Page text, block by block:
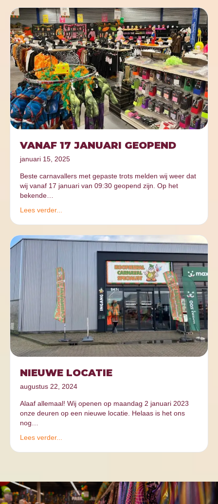
VANAF 17 JANUARI GEOPEND
januari 15, 2025
Beste carnavallers met gepaste trots melden wij weer dat
wij vanaf 17 januari van 09:30 geopend zijn. Op het
bekende…
Lees verder...
NIEUWE LOCATIE
augustus 22, 2024
Alaaf allemaal! Wij openen op maandag 2 januari 2023
onze deuren op een nieuwe locatie. Helaas is het ons
nog…
Lees verder...